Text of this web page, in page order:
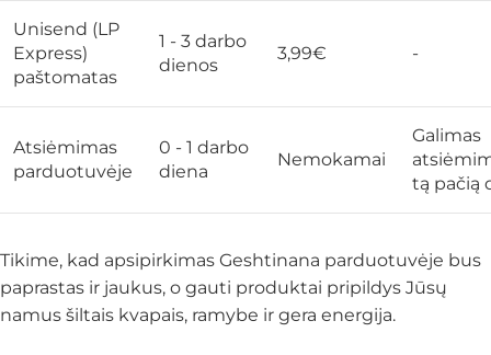
Unisend (LP
Express)
paštomatas
1 - 3 darbo
dienos
3,99€ -
Atsiėmimas
parduotuvėje
0 - 1 darbo
diena
Nemokamai
Galimas
tą pačią
Tikime, kad apsipirkimas Geshtinana parduotuvėje bus
paprastas ir jaukus, o gauti produktai pripildys Jūsų
namus šiltais kvapais, ramybe ir gera energija.